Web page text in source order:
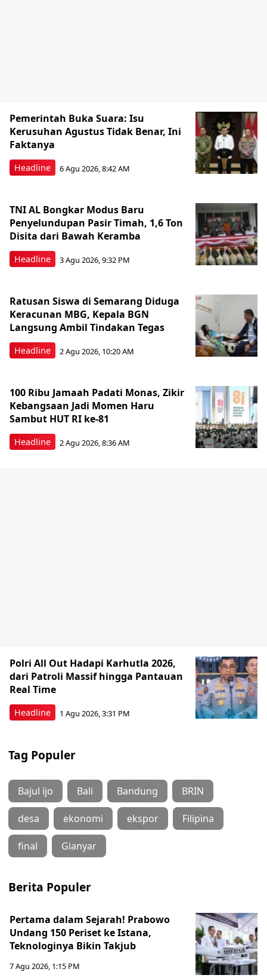
Headline
Pemerintah Buka Suara: Isu
Kerusuhan Agustus Tidak Benar, Ini
Faktanya
6 Agu 2026, 8:42 AM
Headline
TNI AL Bongkar Modus Baru
Penyelundupan Pasir Timah, 1,6 Ton
Disita dari Bawah Keramba
3 Agu 2026, 9:32 PM
Headline
Ratusan Siswa di Semarang Diduga
Keracunan MBG, Kepala BGN
Langsung Ambil Tindakan Tegas
2 Agu 2026, 10:20 AM
Headline
100 Ribu Jamaah Padati Monas, Zikir
Kebangsaan Jadi Momen Haru
Sambut HUT RI ke-81
2 Agu 2026, 8:36 AM
Headline
Polri All Out Hadapi Karhutla 2026,
dari Patroli Massif hingga Pantauan
Real Time
1 Agu 2026, 3:31 PM
Tag Populer
Bajul ijo Bali Bandung BRIN
desa ekonomi ekspor Filipina
final Gianyar
Berita Populer
Pertama dalam Sejarah! Prabowo
Undang 150 Periset ke Istana,
Teknologinya Bikin Takjub
7 Agu 2026, 1:15 PM